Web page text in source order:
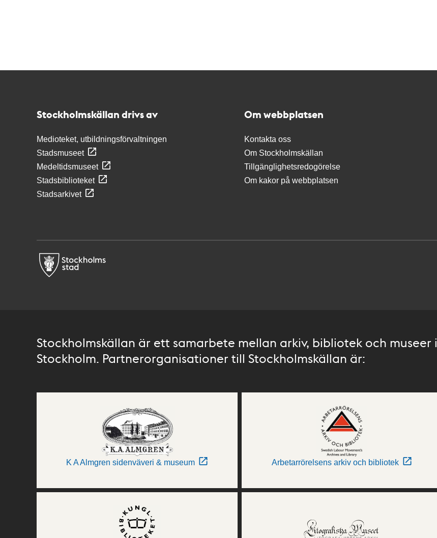
Stockholmskällan drivs av
Medioteket, utbildningsförvaltningen
Stadsmuseet
Medeltidsmuseet
Stadsbiblioteket
Stadsarkivet
Om webbplatsen
Kontakta oss
Om Stockholmskällan
Tillgänglighetsredogörelse
Om kakor på webbplatsen
Stockholmskällan är ett samarbete mellan arkiv, bibliotek och museer i
Stockholm. Partnerorganisationer till Stockholmskällan är:
K A Almgren sidenväveri & museum Arbetarrörelsens arkiv och bibliotek